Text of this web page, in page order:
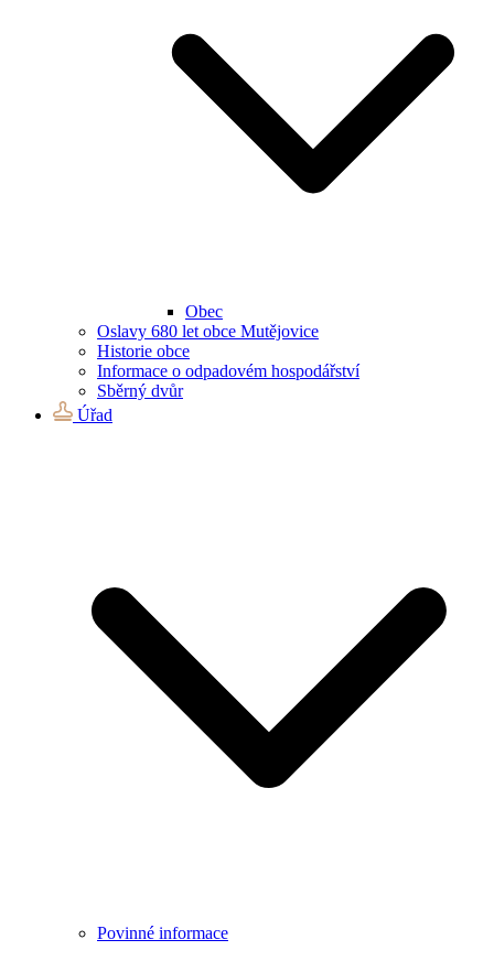
Obec
Oslavy 680 let obce Mutějovice
Historie obce
Informace o odpadovém hospodářství
Sběrný dvůr
Úřad
Povinné informace